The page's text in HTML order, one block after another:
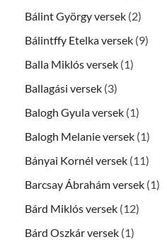
Bálint György versek (2)
Bálintffy Etelka versek (9)
Balla Miklós versek (1)
Ballagási versek (3)
Balogh Gyula versek (1)
Balogh Melanie versek (1)
Bányai Kornél versek (11)
Barcsay Ábrahám versek (1)
Bárd Miklós versek (12)
Bárd Oszkár versek (1)